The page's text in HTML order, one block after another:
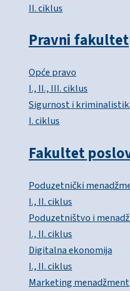
II. ciklus
Pravni fakultet
Opće pravo
I., II., III. ciklus
Sigurnost i
I. ciklus
Fakultet
Poduzetnički
I., II. ciklus
Poduzetništvo i
I., II. ciklus
Digitalna ekonomija
I., II. ciklus
Marketing menadžment